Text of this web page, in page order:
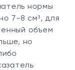
нормы
7-8 см³, для
объем
но